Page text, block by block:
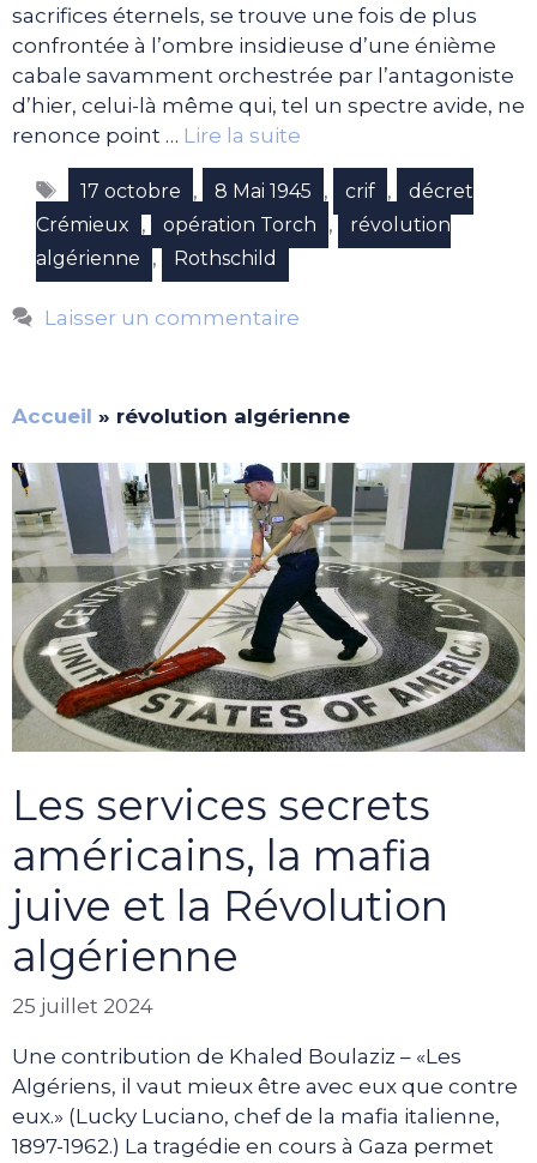
sacrifices éternels, se trouve une fois de plus
confrontée à l’ombre insidieuse d’une énième
cabale savamment orchestrée par l’antagoniste
d’hier, celui-là même qui, tel un spectre avide, ne
renonce point … Lire la suite
Étiquettes
17 octobre , 8 Mai 1945 , crif ,
décret
Crémieux
, opération Torch ,
révolution
algérienne
, Rothschild
Laisser un commentaire
Accueil » révolution algérienne
Les services secrets
américains, la mafia
juive et la Révolution
algérienne
25 juillet 2024
Une contribution de Khaled Boulaziz – «Les
Algériens, il vaut mieux être avec eux que contre
eux.» (Lucky Luciano, chef de la mafia italienne,
1897-1962.) La tragédie en cours à Gaza permet